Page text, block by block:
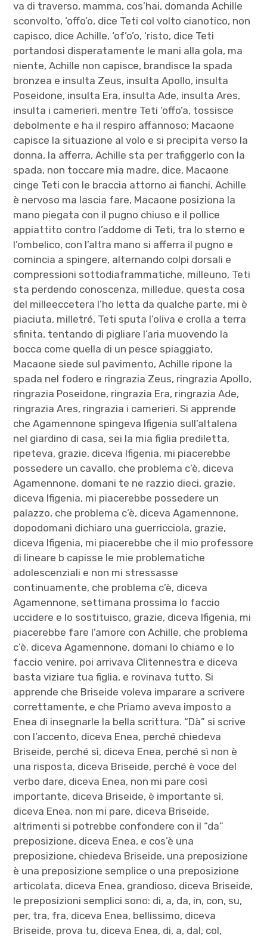
va di traverso, mamma, cos’hai, domanda Achille
sconvolto, ‘offo’o, dice Teti col volto cianotico, non
capisco, dice Achille, ‘of’o’o, ‘risto, dice Teti
portandosi disperatamente le mani alla gola, ma
niente, Achille non capisce, brandisce la spada
bronzea e insulta Zeus, insulta Apollo, insulta
Poseidone, insulta Era, insulta Ade, insulta Ares,
insulta i camerieri, mentre Teti ‘offo’a, tossisce
debolmente e ha il respiro affannoso; Macaone
capisce la situazione al volo e si precipita verso la
donna, la afferra, Achille sta per trafiggerlo con la
spada, non toccare mia madre, dice, Macaone
cinge Teti con le braccia attorno ai fianchi, Achille
è nervoso ma lascia fare, Macaone posiziona la
mano piegata con il pugno chiuso e il pollice
appiattito contro l’addome di Teti, tra lo sterno e
l’ombelico, con l’altra mano si afferra il pugno e
comincia a spingere, alternando colpi dorsali e
compressioni sottodiaframmatiche, milleuno, Teti
sta perdendo conoscenza, milledue, questa cosa
del milleeccetera l’ho letta da qualche parte, mi è
piaciuta, milletré, Teti sputa l’oliva e crolla a terra
sfinita, tentando di pigliare l’aria muovendo la
bocca come quella di un pesce spiaggiato,
Macaone siede sul pavimento, Achille ripone la
spada nel fodero e ringrazia Zeus, ringrazia Apollo,
ringrazia Poseidone, ringrazia Era, ringrazia Ade,
ringrazia Ares, ringrazia i camerieri. Si apprende
che Agamennone spingeva Ifigenia sull’altalena
nel giardino di casa, sei la mia figlia prediletta,
ripeteva, grazie, diceva Ifigenia, mi piacerebbe
possedere un cavallo, che problema c’è, diceva
Agamennone, domani te ne razzio dieci, grazie,
diceva Ifigenia, mi piacerebbe possedere un
palazzo, che problema c’è, diceva Agamennone,
dopodomani dichiaro una guerricciola, grazie,
diceva Ifigenia, mi piacerebbe che il mio professore
di lineare b capisse le mie problematiche
adolescenziali e non mi stressasse
continuamente, che problema c’è, diceva
Agamennone, settimana prossima lo faccio
uccidere e lo sostituisco, grazie, diceva Ifigenia, mi
piacerebbe fare l’amore con Achille, che problema
c’è, diceva Agamennone, domani lo chiamo e lo
faccio venire, poi arrivava Clitennestra e diceva
basta viziare tua figlia, e rovinava tutto. Si
apprende che Briseide voleva imparare a scrivere
correttamente, e che Priamo aveva imposto a
Enea di insegnarle la bella scrittura. “Dà” si scrive
con l’accento, diceva Enea, perché chiedeva
Briseide, perché sì, diceva Enea, perché sì non è
una risposta, diceva Briseide, perché è voce del
verbo dare, diceva Enea, non mi pare così
importante, diceva Briseide, è importante sì,
diceva Enea, non mi pare, diceva Briseide,
altrimenti si potrebbe confondere con il “da”
preposizione, diceva Enea, e cos’è una
preposizione, chiedeva Briseide, una preposizione
è una preposizione semplice o una preposizione
articolata, diceva Enea, grandioso, diceva Briseide,
le preposizioni semplici sono: di, a, da, in, con, su,
per, tra, fra, diceva Enea, bellissimo, diceva
Briseide, prova tu, diceva Enea, di, a, dal, col,